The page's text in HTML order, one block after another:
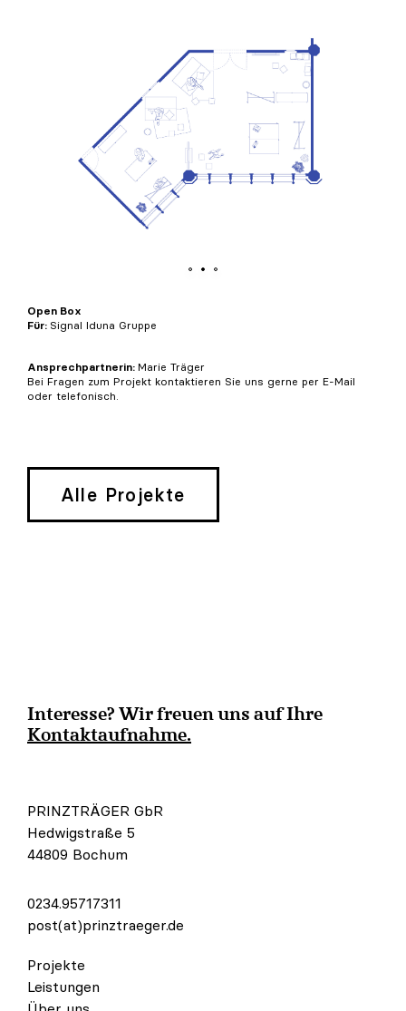
Open Box
Für: Signal Iduna Gruppe
Ansprechpartnerin: Marie Träger
Bei Fragen zum Projekt kontaktieren Sie uns gerne per E-Mail
oder telefonisch.
Alle Projekte
Interesse? Wir freuen uns auf Ihre
Kontaktaufnahme.
PRINZTRÄGER GbR
Hedwigstraße 5
44809 Bochum
0234.95717311
post(at)prinztraeger.de
Projekte
Leistungen